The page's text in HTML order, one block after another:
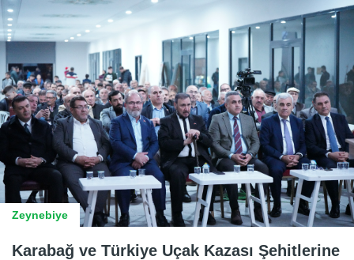
Zeynebiye
Karabağ ve Türkiye Uçak Kazası Şehitlerine